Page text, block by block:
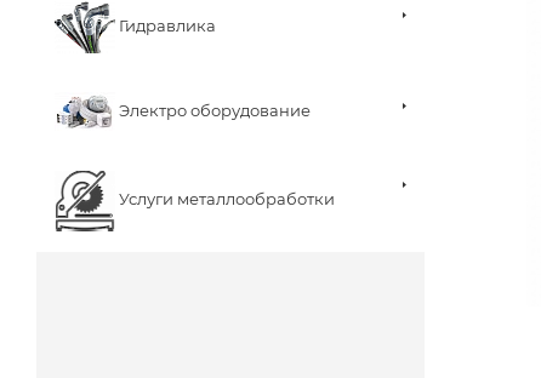
Гидравлика
Электро оборудование
Услуги металлообработки